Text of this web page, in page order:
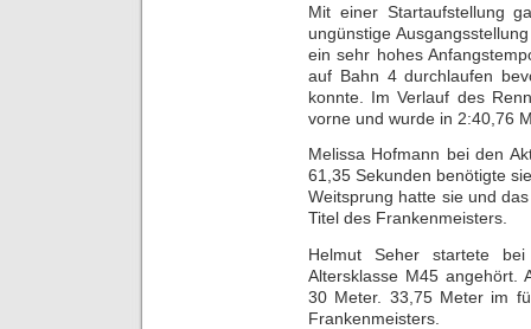
Mit einer Startaufstellung
ungünstige
ein sehr hohes
auf Bahn 4 durchlaufen
konnte. Im Verlauf des
vorne und wurde in 2:40,76
Melissa Hofmann bei den
61,35 Sekunden benötigte
Weitsprung hatte sie und
Titel des Frankenmeisters.
Helmut Seher startete
Altersklasse M45 angehört.
30 Meter. 33,75 Meter im
Frankenmeisters.